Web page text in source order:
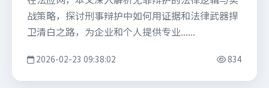
战策略，探讨刑事辩护中如何用证据和法律武器捍
卫清白之路，为企业和个人提供专业......
2026-02-23 09:38:02 834